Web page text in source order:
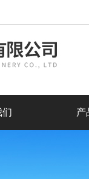
们 产